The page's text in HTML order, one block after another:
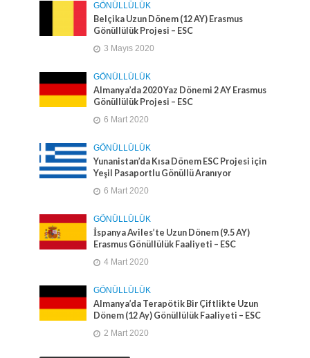
GÖNÜLLÜLÜK
Belçika Uzun Dönem (12 AY) Erasmus
Gönüllülük Projesi – ESC
3 Mayıs 2020
GÖNÜLLÜLÜK
Almanya’da 2020 Yaz Dönemi 2 AY Erasmus
Gönüllülük Projesi – ESC
6 Mart 2020
GÖNÜLLÜLÜK
Yunanistan’da Kısa Dönem ESC Projesi için
Yeşil Pasaportlu Gönüllü Aranıyor
6 Mart 2020
GÖNÜLLÜLÜK
İspanya Aviles’te Uzun Dönem (9.5 AY)
Erasmus Gönüllülük Faaliyeti – ESC
4 Mart 2020
GÖNÜLLÜLÜK
Almanya’da Terapötik Bir Çiftlikte Uzun
Dönem (12 Ay) Gönüllülük Faaliyeti – ESC
2 Mart 2020